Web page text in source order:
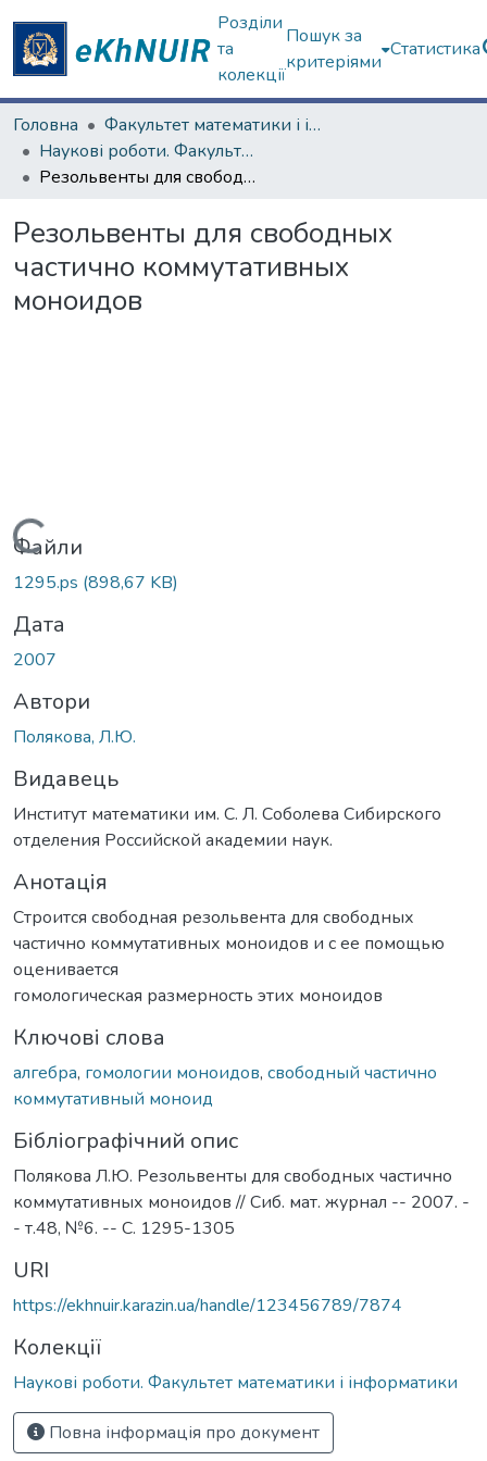
Розділи
та
колекції
Пошук за
критеріями
Статистика
Головна
Факультет математики і інформатики
Наукові роботи. Факультет математики і інформатики
Резольвенты для свободных частично коммутативных моноидов
Резольвенты для свободных
частично коммутативных
моноидов
Вантажиться...
Файли
1295.ps (898,67 KB)
Дата
2007
Автори
Полякова, Л.Ю.
Видавець
Институт математики им. С. Л. Соболева Сибирского
отделения Российской академии наук.
Анотація
Строится свободная резольвента для свободных
частично коммутативных моноидов и с ее помощью
оценивается
гомологическая размерность этих моноидов
Ключові слова
алгебра, гомологии моноидов, свободный частично
коммутативный моноид
Бібліографічний опис
Полякова Л.Ю. Резольвенты для свободных частично
коммутативных моноидов // Сиб. мат. журнал -- 2007. -
- т.48, №6. -- С. 1295-1305
URI
https://ekhnuir.karazin.ua/handle/123456789/7874
Колекції
Наукові роботи. Факультет математики і інформатики
Повна інформація про документ